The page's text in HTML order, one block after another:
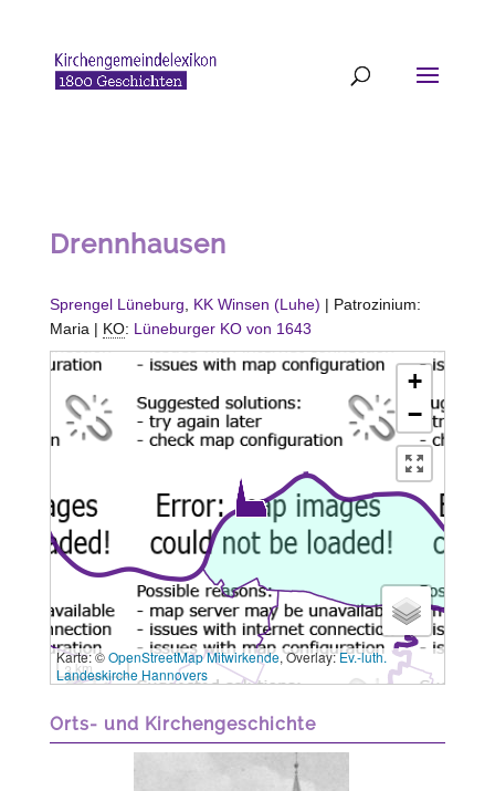
Drennhausen
Sprengel Lüneburg KK Winsen (Luhe) | Patrozinium:
Maria | KO: Lüneburger KO von 1643
+
−
3 km
Karte: ©OpenStreetMap Mitwirkende, Overlay:Ev.-luth.
Landeskirche Hannovers
Orts- und Kirchengeschichte